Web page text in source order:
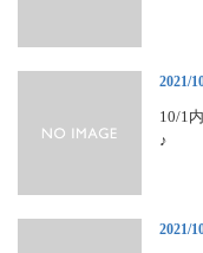
2021/
10/1
♪
2021/